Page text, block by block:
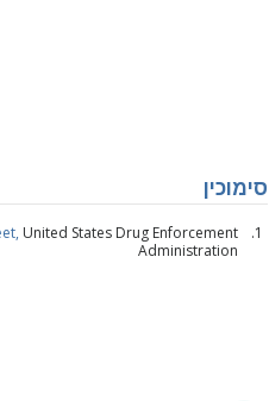
סימוכין
United States Drug Enforcement
Administration